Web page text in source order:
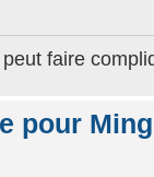
faire
pour